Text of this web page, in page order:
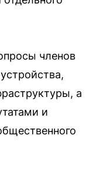
членов
а
и